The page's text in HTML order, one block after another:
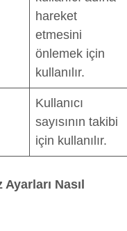
hareket
etmesini
önlemek için
kullanılır.
Kullanıcı
sayısının takibi
için kullanılır.
Nasıl